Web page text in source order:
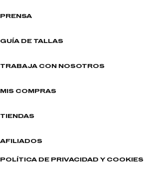
PRENSA
GUÍA DE TALLAS
TRABAJA CON NOSOTROS
MIS COMPRAS
TIENDAS
AFILIADOS
POLÍTICA DE PRIVACIDAD Y COOKIES